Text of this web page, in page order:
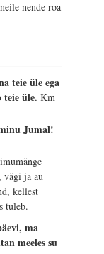
nende roa
teie üle ega
teie üle.Km
Jumal!
vägi ja au
kellest
tuleb.
ma
meeles su